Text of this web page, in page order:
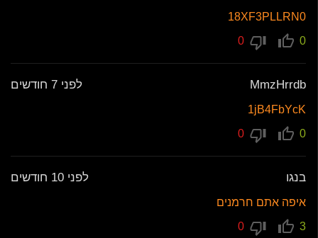
18XF3PLLRN0
0
MmzHrrdb לפני 7 חודשים
1jB4FbYcK
0
בנגו לפני 10 חודשים
איפה אתם חרמנים
3